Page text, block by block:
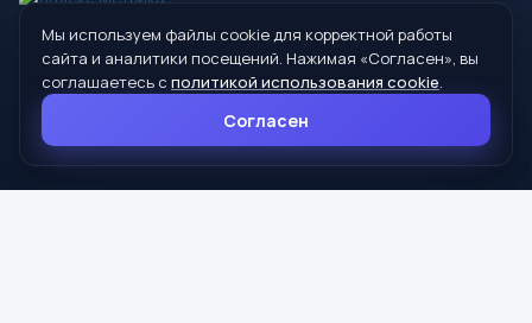
© 2026 Управление образования Администрации МО
Сухой Лог
624800, Свердловская область, г. Сухой Лог, ул. Кирова, дом 7
8 (34373) 4-33-85
Мы используем файлы cookie для корректной работы
сайта и аналитики посещений. Нажимая «Согласен», вы
соглашаетесь с политикой использования cookie.
Согласен